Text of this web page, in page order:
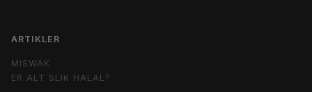
ARTIKLER
MISWAK
ER ALT SLIK HALAL?